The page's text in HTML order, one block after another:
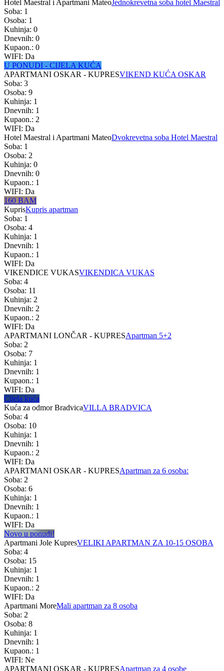
Hotel Maestral i Apartmani MateoJednokrevetna soba hotel Maestral
Soba: 1
Osoba: 1
Kuhinja: 0
Dnevnih: 0
Kupaon.: 0
WIFI: Da
U PONUDI - CIJELA KUĆA
APARTMANI OSKAR - KUPRESVIKEND KUĆA OSKAR
Soba: 3
Osoba: 9
Kuhinja: 1
Dnevnih: 1
Kupaon.: 2
WIFI: Da
Hotel Maestral i Apartmani MateoDvokrevetna soba Hotel Maestral
Soba: 1
Osoba: 2
Kuhinja: 0
Dnevnih: 0
Kupaon.: 1
WIFI: Da
160 BAM
KuprisKupris apartman
Soba: 1
Osoba: 4
Kuhinja: 1
Dnevnih: 1
Kupaon.: 1
WIFI: Da
VIKENDICE VUKASVIKENDICA VUKAS
Soba: 4
Osoba: 11
Kuhinja: 2
Dnevnih: 2
Kupaon.: 2
WIFI: Da
APARTMANI LONČAR - KUPRESApartman 5+2
Soba: 2
Osoba: 7
Kuhinja: 1
Dnevnih: 1
Kupaon.: 1
WIFI: Da
Cijela kuća
Kuća za odmor BradvicaVILLA BRADVICA
Soba: 4
Osoba: 10
Kuhinja: 1
Dnevnih: 1
Kupaon.: 2
WIFI: Da
APARTMANI OSKAR - KUPRESApartman za 6 osoba:
Soba: 2
Osoba: 6
Kuhinja: 1
Dnevnih: 1
Kupaon.: 1
WIFI: Da
Novo u ponudi!
Apartmani Jole KupresVELIKI APARTMAN ZA 10-15 OSOBA
Soba: 4
Osoba: 15
Kuhinja: 1
Dnevnih: 1
Kupaon.: 2
WIFI: Da
Apartmani MoreMali apartman za 8 osoba
Soba: 2
Osoba: 8
Kuhinja: 1
Dnevnih: 1
Kupaon.: 1
WIFI: Ne
APARTMANI OSKAR - KUPRESApartman za 4 osobe